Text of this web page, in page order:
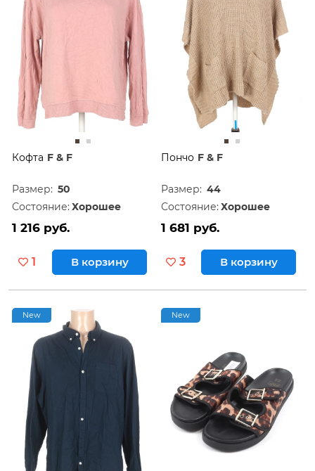
Кофта F & F
Размер: 50
Состояние: Хорошее
1 216 руб.
1 В корзину
Пончо F & F
Размер: 44
Состояние: Хорошее
1 681 руб.
3 В корзину
New New